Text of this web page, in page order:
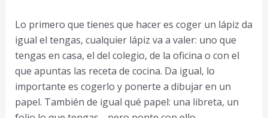
Lo primero que tienes que hacer es coger un lápiz da
igual el tengas, cualquier lápiz va a valer: uno que
tengas en casa, el del colegio, de la oficina o con el
que apuntas las receta de cocina. Da igual, lo
importante es cogerlo y ponerte a dibujar en un
papel. También de igual qué papel: una libreta, un